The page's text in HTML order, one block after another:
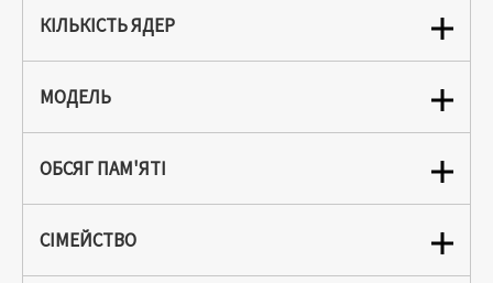
КІЛЬКІСТЬ ЯДЕР
МОДЕЛЬ
ОБСЯГ ПАМ'ЯТІ
СІМЕЙСТВО